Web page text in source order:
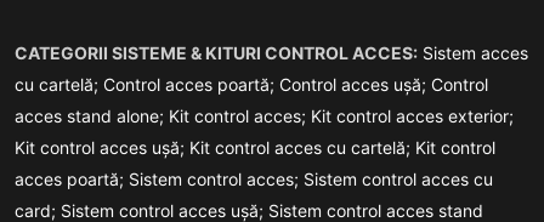
CATEGORII SISTEME & KITURI CONTROL ACCES: Sistem acces
cu cartelă; Control acces poartă; Control acces ușă; Control
acces stand alone; Kit control acces; Kit control acces exterior;
Kit control acces ușă; Kit control acces cu cartelă; Kit control
acces poartă; Sistem control acces; Sistem control acces cu
card; Sistem control acces ușă; Sistem control acces stand